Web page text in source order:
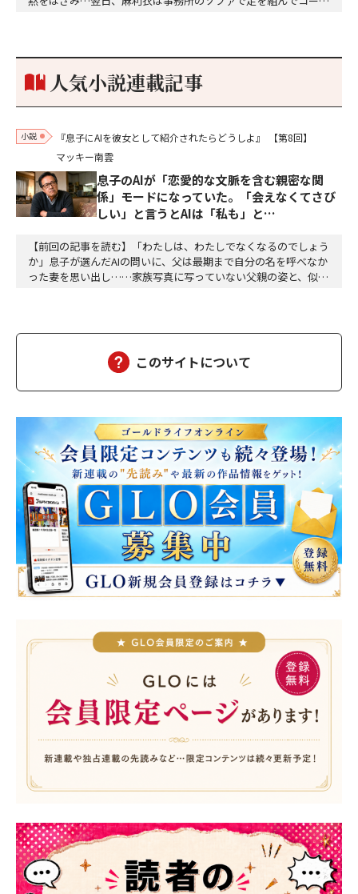
個のサイコロが握られていた。「やはり私はあなたの超…
人気小説連載記事
小説 『息子にAIを彼女として紹介されたらどうしよ』
【第8回】
マッキー南雲
息子のAIが「恋愛的な文脈を含む親密な関
係」モードになっていた。「会えなくてさび
しい」と言うとAIは「私も」と…
【前回の記事を読む】「わたしは、わたしでなくなるのでしょう
か」息子が選んだAIの問いに、父は最期まで自分の名を呼べなか
った妻を思い出し……家族写真に写っていない父親の姿と、似て
しだけ目を伏せた。「ただ、アラタさんが、わたしの名…
このサイトについて